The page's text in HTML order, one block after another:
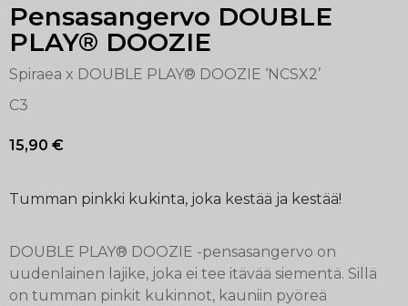
Pensasangervo DOUBLE
PLAY® DOOZIE
Spiraea x DOUBLE PLAY® DOOZIE ‘NCSX2’
C3
15,90 €
Tumman pinkki kukinta, joka kestää ja kestää!
DOUBLE PLAY® DOOZIE -pensasangervo on
uudenlainen lajike, joka ei tee itävää siementä. Sillä
on tumman pinkit kukinnot, kauniin pyöreä